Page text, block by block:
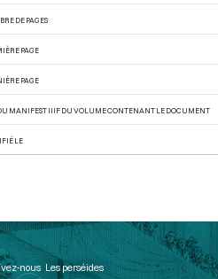
DE PAGES
PAGE
PAGE
MANIFEST IIIF DU VOLUME CONTENANT LE DOCUMENT
LE
nous Les perséides